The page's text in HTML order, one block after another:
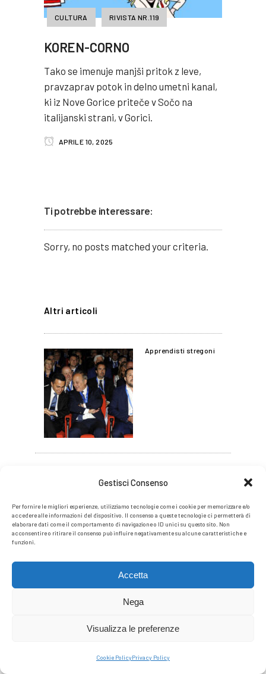
Gestisci Consenso
Per fornire le migliori esperienze, utilizziamo tecnologie come i cookie per memorizzare e/o
accedere alle informazioni del dispositivo. Il consenso a queste tecnologie ci permetterà di
elaborare dati come il comportamento di navigazione o ID unici su questo sito. Non
acconsentire o ritirare il consenso può influire negativamente su alcune caratteristiche e
funzioni.
Accetta
Nega
Visualizza le preferenze
Cookie PolicyPrivacy Policy
CULTURA RIVISTA NR.119
KOREN-CORNO
Tako se imenuje manjši pritok z leve,
pravzaprav potok in delno umetni kanal,
ki iz Nove Gorice priteče v Sočo na
italijanski strani, v Gorici.
APRILE 10, 2025
Ti potrebbe interessare:
Sorry, no posts matched your criteria.
Altri articoli
Apprendisti stregoni
Dario Stasi – (ipotesi)